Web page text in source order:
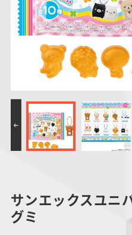
仮面ライダーシリー
ズ
PROJECT R.E.D.・
スーパー戦隊シリー
ズ
ガンダ
ポケット
キャラパキ
つりグミ
にふぉる
＆スク
SMP
サンエックスユニ
グミ